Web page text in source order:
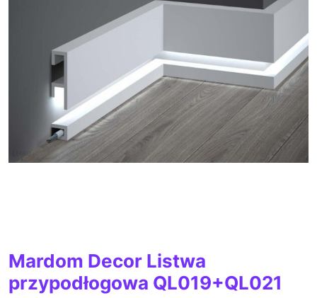
Mardom Decor Listwa
przypodłogowa QL019+QL021